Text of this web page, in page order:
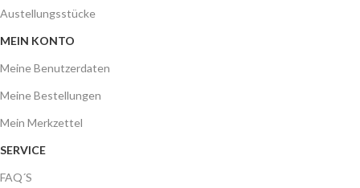
Austellungsstücke
MEIN KONTO
Meine Benutzerdaten
Meine Bestellungen
Mein Merkzettel
SERVICE
FAQ´S